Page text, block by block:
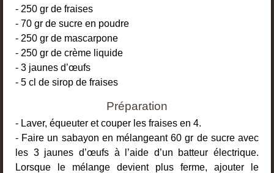
- 250 gr de fraises
- 70 gr de sucre en poudre
- 250 gr de mascarpone
- 250 gr de crème liquide
- 3 jaunes d’œufs
- 5 cl de sirop de fraises
Préparation
- Laver, équeuter et couper les fraises en 4.
- Faire un sabayon en mélangeant 60 gr de sucre avec
les 3 jaunes d’œufs à l’aide d’un batteur électrique.
Lorsque le mélange devient plus ferme, ajouter le